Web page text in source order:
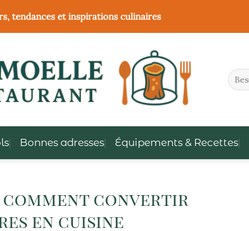
tendances et inspirations culinaires
Bonnes adresses Équipements & Recettes
comment convertir
en cuisine